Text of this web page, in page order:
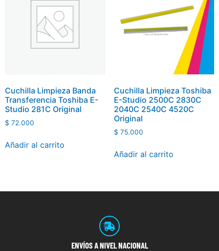
Cuchilla Limpieza Banda
Transferencia Toshiba E-
Studio 281C Original
$ 72.000
Añadir al carrito
Cuchilla Limpieza Toshiba
E-Studio 2500C 2830C
2040C 2540C 4520C
Original
$ 75.000
Añadir al carrito
ENVÍOS A NIVEL NACIONAL